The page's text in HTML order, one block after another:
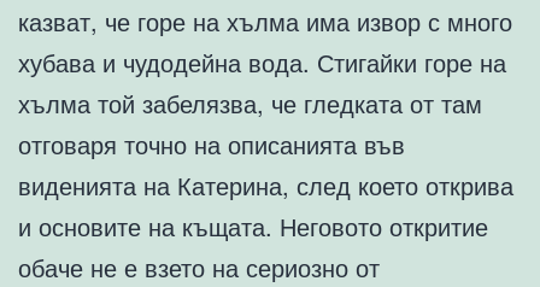
казват, че горе на хълма има извор с много
хубава и чудодейна вода. Стигайки горе на
хълма той забелязва, че гледката от там
отговаря точно на описанията във
виденията на Катерина, след което открива
и основите на къщата. Неговото откритие
обаче не е взето на сериозно от